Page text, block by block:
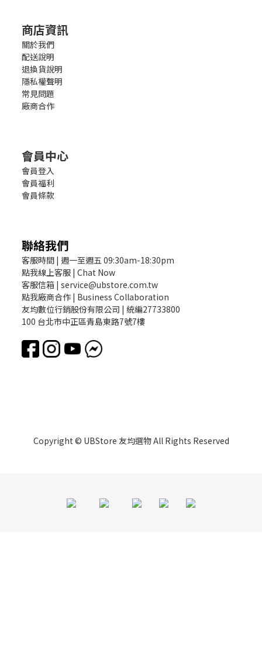
商店資訊
關於我們
配送說明
退換貨說明
隱私權聲明
常見問題
廠商合作
會員中心
會員登入
會員福利
會員條款
聯絡我們
客服時間 | 週一至週五 09:30am-18:30pm
點我線上客服 | Chat Now
客服信箱 | service@ubstore.com.tw
點我廠商合作 | Business Collaboration
友均數位行銷股份有限公司 | 統編27733800
100 台北市中正區青島東路7號7樓
Copyright © UBStore 友均選物 All Rights Reserved